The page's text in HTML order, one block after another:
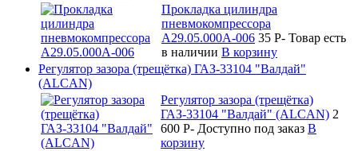
Прокладка цилиндра
пневмокомпрессора
А29.05.000А-006 35 P- Товар есть
в наличии В корзину
Регулятор зазора (трещётка) ГАЗ-33104 "Валдай"
(ALCAN)
Регулятор зазора (трещётка)
ГАЗ-33104 "Валдай" (ALCAN) 2
600 P- Доступно под заказ В
корзину